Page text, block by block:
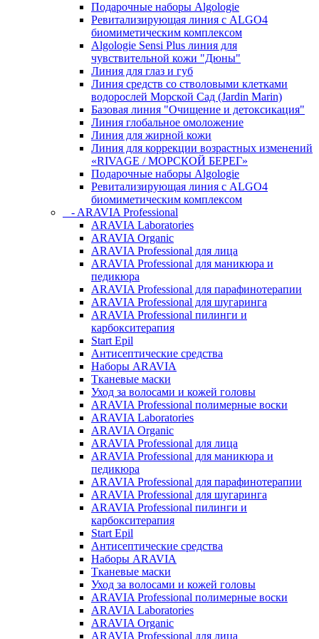
Подарочные наборы Algologie
Ревитализирующая линия с ALGO4
биомиметическим комплексом
Algologie Sensi Plus линия для
чувcтвительной кожи "Дюны"
Линия для глаз и губ
Линия средств со стволовыми клетками
водорослей Морской Сад (Jardin Marin)
Базовая линия "Очищение и детоксикация"
Линия глобальное омоложение
Линия для жирной кожи
Линия для коррекции возрастных изменений
«RIVAGE / МОРСКОЙ БЕРЕГ»
Подарочные наборы Algologie
Ревитализирующая линия с ALGO4
биомиметическим комплексом
- ARAVIA Professional
ARAVIA Laboratories
ARAVIA Organic
ARAVIA Professional для лица
ARAVIA Professional для маникюра и
педикюра
ARAVIA Professional для парафинотерапии
ARAVIA Professional для шугаринга
ARAVIA Professional пилинги и
карбокситерапия
Start Epil
Антисептические средства
Наборы ARAVIA
Тканевые маски
Уход за волосами и кожей головы
ARAVIA Professional полимерные воски
ARAVIA Laboratories
ARAVIA Organic
ARAVIA Professional для лица
ARAVIA Professional для маникюра и
педикюра
ARAVIA Professional для парафинотерапии
ARAVIA Professional для шугаринга
ARAVIA Professional пилинги и
карбокситерапия
Start Epil
Антисептические средства
Наборы ARAVIA
Тканевые маски
Уход за волосами и кожей головы
ARAVIA Professional полимерные воски
ARAVIA Laboratories
ARAVIA Organic
ARAVIA Professional для лица